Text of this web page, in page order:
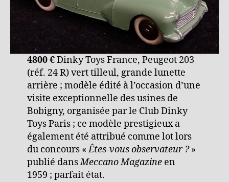
4800 €Dinky Toys France, Peugeot 203
(réf. 24 R) vert tilleul, grande lunette
arrière ; modèle édité à l’occasion d’une
visite exceptionnelle des usines de
Bobigny, organisée par le Club Dinky
Toys Paris ; ce modèle prestigieux a
également été attribué comme lot lors
du concours «Êtes-vous observateur ?»
publié dansMeccano Magazineen
1959 ; parfait état.